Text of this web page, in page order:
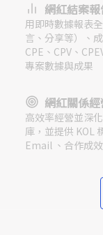
網紅結案
用即時數據報表
言、分享等）、
CPE、CPV、
專案數據與成果
網紅關係
高效率經營並深
庫，並提供 KOL
Email 、合作成